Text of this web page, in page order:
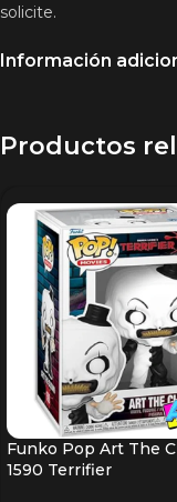
solicite.
Información
Productos
Funko Pop Art The
1590 Terrifier